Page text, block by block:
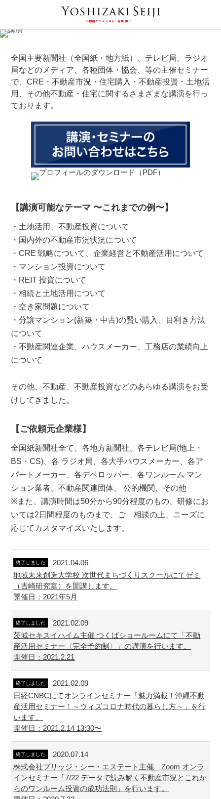
全国主要新聞社（全国紙・地方紙）、テレビ局、ラジオ
局などのメディア、各種団体・協会、等の主催セミナー
で、CRE・不動産市況・住宅購入・不動産投資・土地活
用、その他不動産・住宅に関するさまざまな講演を行っ
ております。
【講演可能なテーマ 〜これまでの例〜】
・土地活用、不動産投資について
・国内外の不動産市況状況について
・CRE 戦略について、企業経営と不動産活用について
・マンション投資について
・REIT 投資について
・相続と土地活用について
・空き家問題について
・分譲マンション(新築・中古)の賢い購入、目利き方法
について
・不動産関連企業、ハウスメーカー、工務店の業績向上
について
その他、不動産、不動産投資などのあらゆる講演をお受
けしてきました。
【ご依頼元企業様】
全国紙新聞社全て、各地方新聞社、各テレビ局(地上・
BS・CS)、各 ラジオ局、各大手ハウスメーカー、各ア
パートメーカー、各デベロッパー、各ワンルーム マン
ション業者、不動産関連団体、 公的機関、その他
※また、講演時間は50分から90分程度のもの、研修にお
いては2日間程度のものまで、ご゙相談の上、ニーズに
応じてカスタマイズいたします。
終了しました
2021.04.06
地域未来創造大学校 次世代まちづくりスクールにてゼミ
（吉崎研究室）を開講します。
開催日：2021年5月
終了しました
2021.02.09
茨城セキスイハイム主催 つくばショールームにて「不動
産活用セミナー〈完全予約制〉」の講演を行います。
開催日：2021.2.21
終了しました
2021.02.09
日経CNBCにてオンラインセミナー「魅力満載！沖縄不動
産活用セミナー！～ウィズコロナ時代の暮らし方～」を行
います。
開催日：2021.2.14 13:30〜
終了しました
2020.07.14
株式会社ブリッジ・シー・エステート主催 Zoom オンラ
インセミナー「7/22 データで読み解く不動産市況とこれか
らのワンルーム投資の成功法則」を行います。